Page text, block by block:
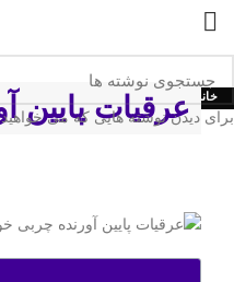
خانه وبینار ها و رویداد ها
عرقیات پایین
برای دیدن نوشته هایی که می